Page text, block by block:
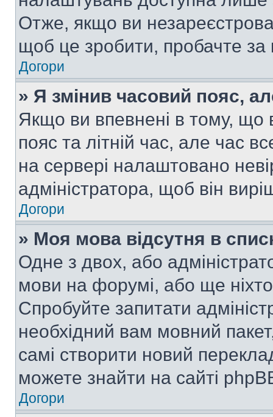
Отже, якщо ви
щоб це зробити, пробачте за
Догори
» Я змінив часовий пояс,
Якщо ви впевнені в тому, що
пояс та літній час, але час
на сервері налаштовано
адміністратора, щоб він
Догори
» Моя мова відсутня в
Одне з двох, або
мови на форумі, або ще
Спробуйте запитати
необхідний вам мовний
самі створити новий
можете знайти на сайті
Догори